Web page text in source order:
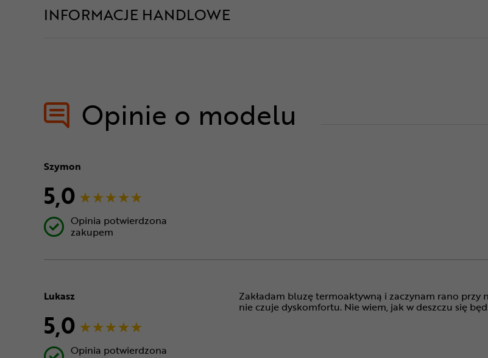
INFORMACJE HANDLOWE
Opinie o modelu
Szymon
5,0
Opinia potwierdzona
zakupem
Lukasz
5,0
Opinia potwierdzona
Zakładam bluzę termoaktywną i zaczynam rano przy
nie czuje dyskomfortu. Nie wiem, jak w deszczu się